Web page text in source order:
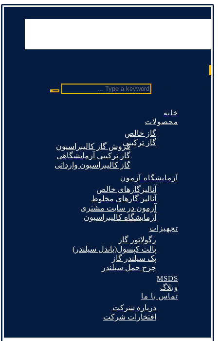
خانه
محصولات
گاز خالص
گاز ترکیبیفروش گاز کالیبراسیون
گاز ترکیبی آزمایشگاهی
گاز کالیبراسیون وارداتی
آزمایشگاه آزمون
آنالیزگازهای خالص
آنالیز گازهای مخلوط
آزمون در سایت مشتری
آزمایشگاه کالیبراسیون
تجهیزات
رگولاتور گاز
پالت کپسول(باندل سیلندر)
پک سیلندر گاز
چرخ حمل سیلندر
MSDS
وبلاگ
تماس با ما
درباره شرکت
افتخارات شرکت